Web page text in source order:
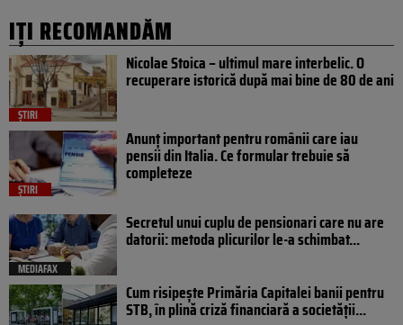
IȚI RECOMANDĂM
ȘTIRI
Nicolae Stoica – ultimul mare interbelic. O
recuperare istorică după mai bine de 80 de ani
ȘTIRI
Anunț important pentru românii care iau
pensii din Italia. Ce formular trebuie să
completeze
MEDIAFAX
Secretul unui cuplu de pensionari care nu are
datorii: metoda plicurilor le-a schimbat...
Cum risipește Primăria Capitalei banii pentru
STB, în plină criză financiară a societății...